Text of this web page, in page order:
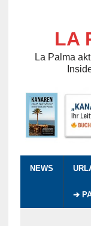
LA
La Palma
NEWS
➔